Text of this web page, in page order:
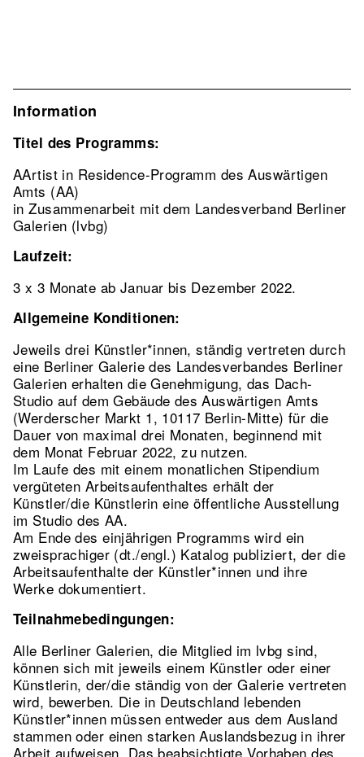
Information
Titel des Programms:
AArtist in Residence-Programm des Auswärtigen
Amts (AA)
in Zusammenarbeit mit dem Landesverband Berliner
Galerien (lvbg)
Laufzeit:
3 x 3 Monate ab Januar bis Dezember 2022.
Allgemeine Konditionen:
Jeweils drei Künstler*innen, ständig vertreten durch
eine Berliner Galerie des Landesverbandes Berliner
Galerien erhalten die Genehmigung, das Dach-
Studio auf dem Gebäude des Auswärtigen Amts
(Werderscher Markt 1, 10117 Berlin-Mitte) für die
Dauer von maximal drei Monaten, beginnend mit
dem Monat Februar 2022, zu nutzen.
Im Laufe des mit einem monatlichen Stipendium
vergüteten Arbeitsaufenthaltes erhält der
Künstler/die Künstlerin eine öffentliche Ausstellung
im Studio des AA.
Am Ende des einjährigen Programms wird ein
zweisprachiger (dt./engl.) Katalog publiziert, der die
Arbeitsaufenthalte der Künstler*innen und ihre
Werke dokumentiert.
Teilnahmebedingungen:
Alle Berliner Galerien, die Mitglied im lvbg sind,
können sich mit jeweils einem Künstler oder einer
Künstlerin, der/die ständig von der Galerie vertreten
wird, bewerben. Die in Deutschland lebenden
Künstler*innen müssen entweder aus dem Ausland
stammen oder einen starken Auslandsbezug in ihrer
Arbeit aufweisen. Das beabsichtigte Vorhaben des